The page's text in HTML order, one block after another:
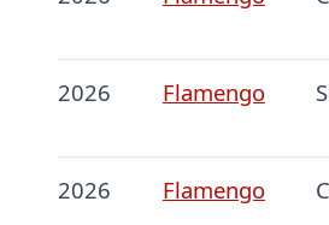
2026 Flamengo
2026 Flamengo